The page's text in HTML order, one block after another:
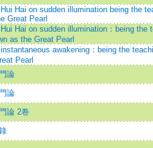
Hai on sudden illumination being the
Great Pearl
Hai on sudden illumination：being the
as the Great Pearl
awakening：being the
Pearl
論
論
論 2卷